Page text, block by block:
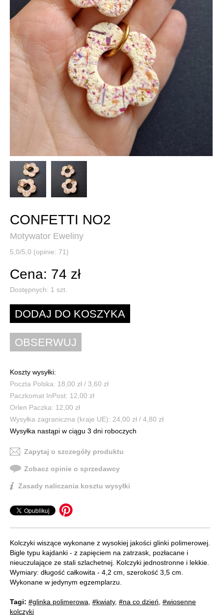
CONFETTI NO2
Motywator Eweliny
5,0/5,0 (opinie: 71)
Cena: 74 zł
Dostępnych: 1 szt.
Koszty wysyłki:
Poczta Polska: 18,00 zł / 3,60 zł
Paczkomat InPost: 12,00 zł
Orlen Paczka: 12,00 zł
Wysyłka zagraniczna (kraje UE): 24,00 zł / 4,80 zł
Wysyłka nastąpi w ciągu 3 dni roboczych
Zapytaj o szczegóły produktu
Zobacz opinie o sprzedawcy
Zasady naliczania kosztu wysyłki
Kolczyki wiszące wykonane z wysokiej jakości glinki polimerowej.
Bigle typu kajdanki - z zapięciem na zatrzask, pozłacane i
nieuczulające ze stali szlachetnej. Kolczyki jednostronne i lekkie.
Wymiary: długość całkowita - 4,2 cm, szerokość 3,5 cm.
Wykonane w jedynym egzemplarzu.
Tagi: #glinka polimerowa #kwiaty, #na co dzień #wiosenne
kolczyki